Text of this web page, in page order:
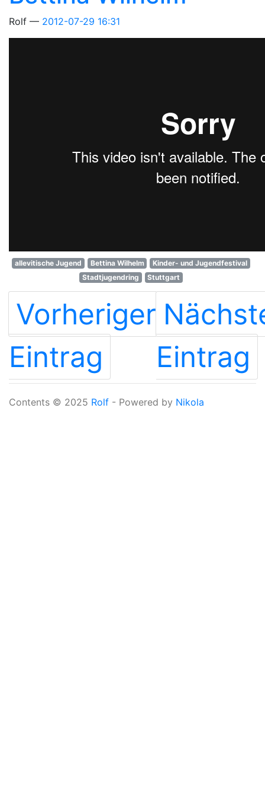
Rolf 2012-07-29 16:31
allevitische Jugend Bettina Wilhelm
Kinder- und Jugendfestival
Stadtjugendring
Stuttgart
Vorheriger
Eintrag
Eintrag
Contents © 2025 Rolf - Powered by Nikola